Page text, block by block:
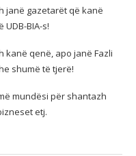
janë gazetarët që kanë
BIA-s!
kanë qenë, apo janë Fazli
shumë të tjerë!
mundësi për shantazh
etj.